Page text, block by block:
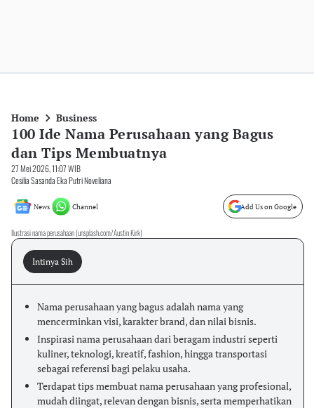
Home Business
100 Ide Nama Perusahaan yang Bagus
dan Tips Membuatnya
27 Mei 2026, 11:07 WIB
Cesilia Sasanda Eka Putri Noveliana
News Channel Add Us on Google
Ilustrasi nama perusahaan (unsplash.com/Austin Kirk)
Intinya Sih
Nama perusahaan yang bagus adalah nama yang
mencerminkan visi, karakter brand, dan nilai bisnis.
Inspirasi nama perusahaan dari beragam industri seperti
kuliner, teknologi, kreatif, fashion, hingga transportasi
sebagai referensi bagi pelaku usaha.
Terdapat tips membuat nama perusahaan yang profesional,
mudah diingat, relevan dengan bisnis, serta memperhatikan